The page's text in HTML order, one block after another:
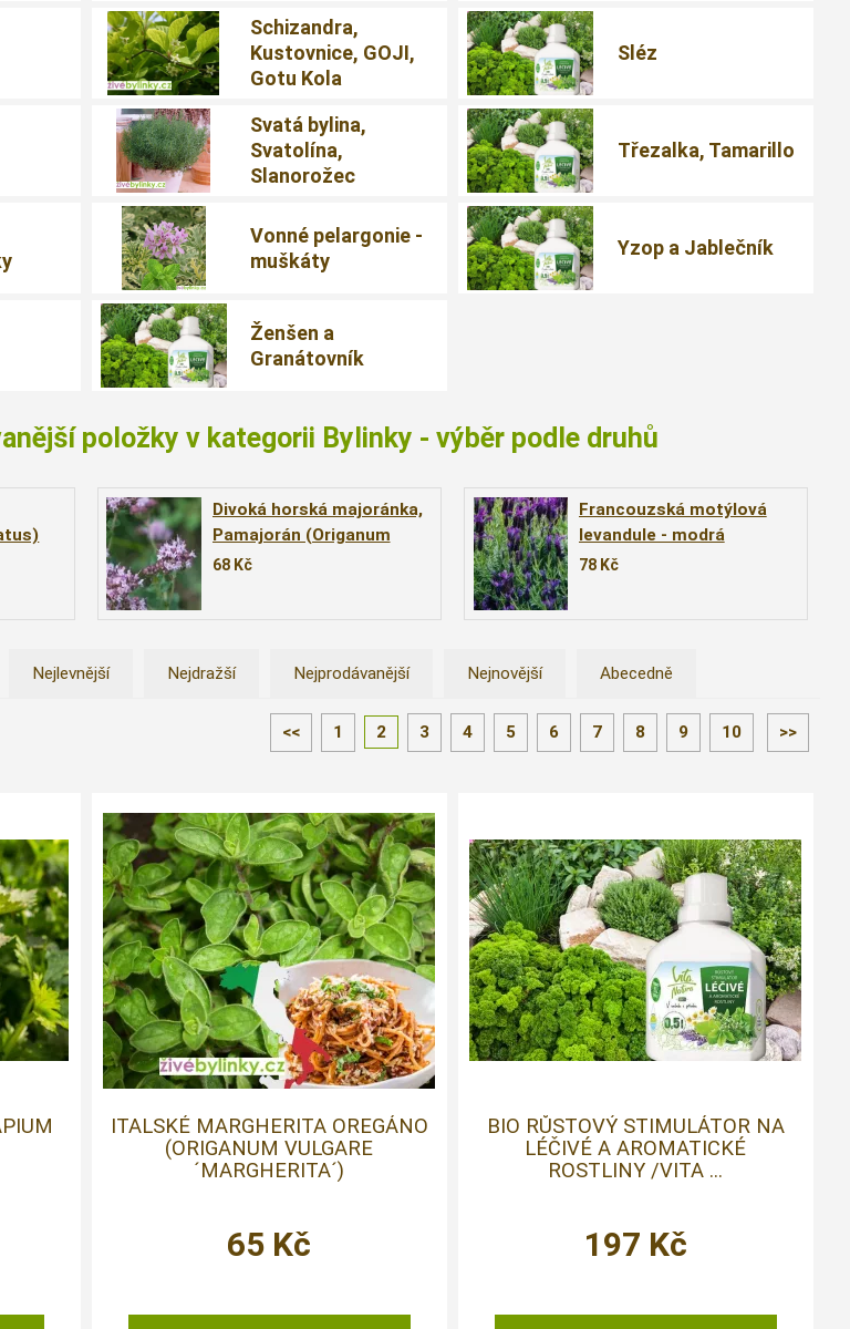
Schizandra,
Kustovnice, GOJI,
Gotu Kola
Sléz
Svatá bylina,
Svatolína,
Slanorožec
Třezalka, Tamarillo
Vonné pelargonie -
muškáty
Yzop a Jablečník
Ženšen a
Granátovník
položky v kategorii Bylinky - výběr podle druhů
Divoká horská majoránka,
Pamajorán (Origanum
vulgare ´Wilder Majoran´)
68 Kč
Francouzská motýlová
levandule - modrá
(Lavandula stoechas ´Blue
78 Kč
Nejlevnější Nejdražší Nejprodávanější Nejnovější Abecedně
<< 1 2 3 4 5 6 7 8 9 10 >>
ITALSKÉ MARGHERITA OREGÁNO
(ORIGANUM VULGARE
´MARGHERITA´)
65 Kč
BIO RŮSTOVÝ STIMULÁTOR NA
LÉČIVÉ A AROMATICKÉ
ROSTLINY /VITA ...
197 Kč